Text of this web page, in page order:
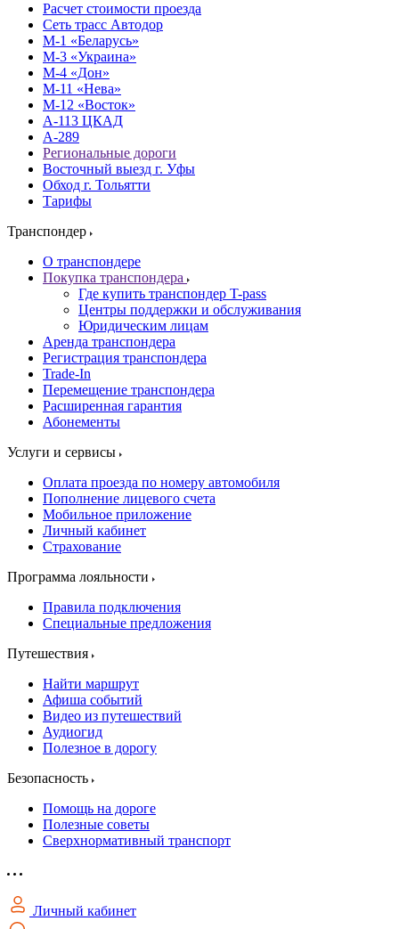
Расчет стоимости проезда
Сеть трасс Автодор
М-1 «Беларусь»
М-3 «Украина»
М-4 «Дон»
М-11 «Нева»
М-12 «Восток»
А-113 ЦКАД
А-289
Региональные дороги
Восточный выезд г. Уфы
Обход г. Тольятти
Тарифы
Транспондер
О транспондере
Покупка транспондера
Где купить транспондер T-pass
Центры поддержки и обслуживания
Юридическим лицам
Аренда транспондера
Регистрация транспондера
Trade-In
Перемещение транспондера
Расширенная гарантия
Абонементы
Услуги и сервисы
Оплата проезда по номеру автомобиля
Пополнение лицевого счета
Мобильное приложение
Личный кабинет
Страхование
Программа лояльности
Правила подключения
Специальные предложения
Путешествия
Найти маршрут
Афиша событий
Видео из путешествий
Аудиогид
Полезное в дорогу
Безопасность
Помощь на дороге
Полезные советы
Сверхнормативный транспорт
Личный кабинет